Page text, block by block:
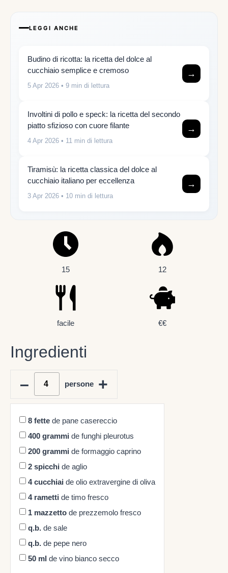
LEGGI ANCHE
Budino di ricotta: la ricetta del dolce al
cucchiaio semplice e cremoso
5 Apr 2026 • 9 min di lettura
→
Involtini di pollo e speck: la ricetta del secondo
piatto sfizioso con cuore filante
4 Apr 2026 • 11 min di lettura
→
Tiramisù: la ricetta classica del dolce al
cucchiaio italiano per eccellenza
3 Apr 2026 • 10 min di lettura
→
15 12
facile €€
Ingredienti
–
persone +
8 fette de pane casereccio
400 grammi de funghi pleurotus
200 grammi de formaggio caprino
2 spicchi de aglio
4 cucchiai de olio extravergine di oliva
4 rametti de timo fresco
1 mazzetto de prezzemolo fresco
q.b. de sale
q.b. de pepe nero
50 ml de vino bianco secco